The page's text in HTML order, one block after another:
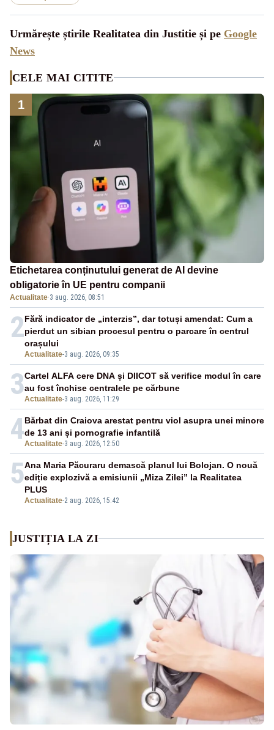
Urmărește știrile Realitatea din Justitie și pe Google
News
CELE MAI CITITE
1
Etichetarea conținutului generat de AI devine
obligatorie în UE pentru companii
Actualitate·3 aug. 2026, 08:51
2
Actualitate-3 aug. 2026, 09:35
Fără indicator de „interzis”, dar totuși amendat: Cum a
pierdut un sibian procesul pentru o parcare în centrul
orașului
3Actualitate-3 aug. 2026, 11:29
Cartel ALFA cere DNA și DIICOT să verifice modul în care
au fost închise centralele pe cărbune
4Actualitate-3 aug. 2026, 12:50
Bărbat din Craiova arestat pentru viol asupra unei minore
de 13 ani și pornografie infantilă
5
Actualitate-2 aug. 2026, 15:42
Ana Maria Păcuraru demască planul lui Bolojan. O nouă
ediție explozivă a emisiunii „Miza Zilei” la Realitatea
PLUS
JUSTIȚIA LA ZI